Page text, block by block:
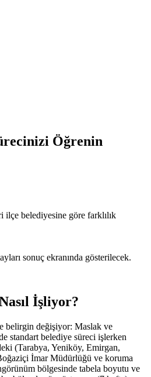
Öğrenin
belediyesine göre farklılık
sonuç ekranında gösterilecek.
İşliyor?
belirgin değişiyor: Maslak ve
standart belediye süreci işlerken
(Tarabya, Yeniköy, Emirgan,
İmar Müdürlüğü ve koruma
bölgesinde tabela boyutu ve